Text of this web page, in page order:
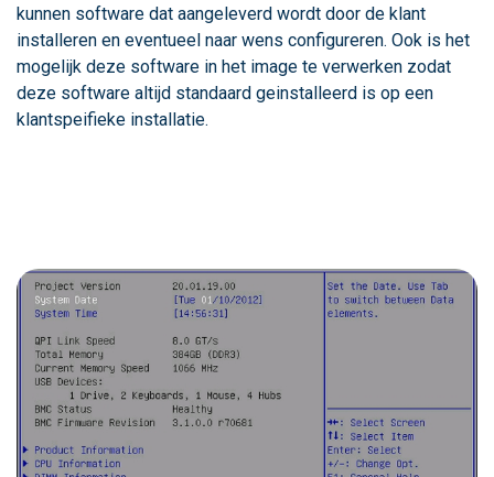
kunnen software dat aangeleverd wordt door de klant
installeren en eventueel naar wens configureren. Ook is het
mogelijk deze software in het image te verwerken zodat
deze software altijd standaard geinstalleerd is op een
klantspeifieke installatie.